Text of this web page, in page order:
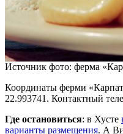
Источник фото: ферма
Координаты ферми
22.993741. Контактный
Где остановиться: в Хусте
варианты размещения. А